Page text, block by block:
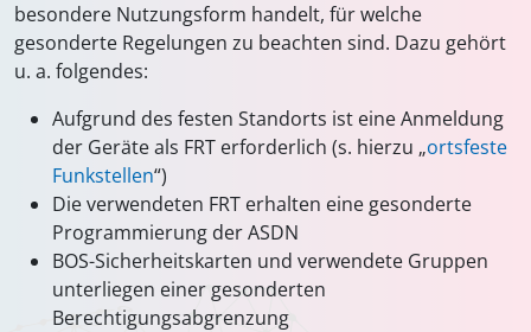
besondere Nutzungsform handelt, für welche
gesonderte Regelungen zu beachten sind. Dazu gehört
u. a. folgendes:
Aufgrund des festen Standorts ist eine Anmeldung
der Geräte als FRT erforderlich (s. hierzu „ortsfeste
Funkstellen“)
Die verwendeten FRT erhalten eine gesonderte
Programmierung der ASDN
BOS-Sicherheitskarten und verwendete Gruppen
unterliegen einer gesonderten
Berechtigungsabgrenzung